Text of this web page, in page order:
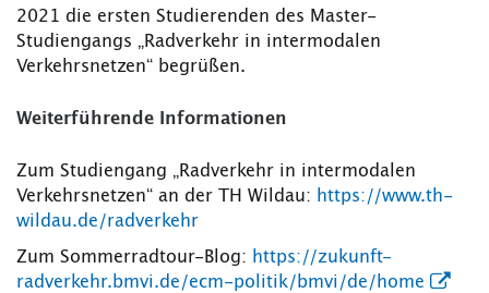
2021 die ersten Studierenden des Master-
Studiengangs „Radverkehr in intermodalen
Verkehrsnetzen“ begrüßen.
Weiterführende Informationen
Zum Studiengang „Radverkehr in intermodalen
Verkehrsnetzen“ an der TH Wildau: https://www.th-
wildau.de/radverkehr
Zum Sommerradtour-Blog: https://zukunft-
radverkehr.bmvi.de/ecm-politik/bmvi/de/home